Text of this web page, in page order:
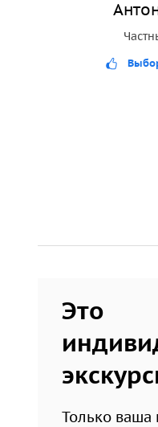
всего города и
Это
Только ваша